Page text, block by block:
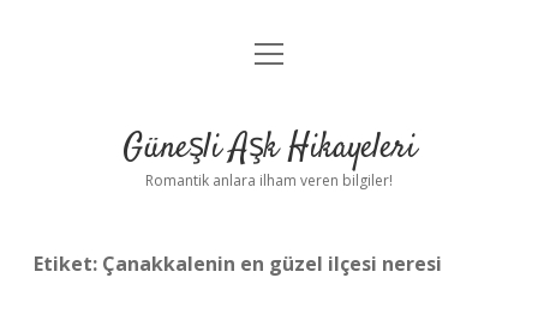
Anasayfa
Yasal Uyarı
menüyü
Güneşli Aşk Hikayeleri
Romantik anlara ilham veren bilgiler!
Etiket: Çanakkalenin en güzel ilçesi neresi